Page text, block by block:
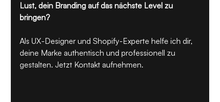
Lust, dein Branding auf das nächste Level zu
bringen?
Als UX-Designer und Shopify-Experte helfe ich dir,
deine Marke authentisch und professionell zu
gestalten. Jetzt Kontakt aufnehmen.